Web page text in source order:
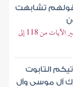
تشابهت
تفسير مقاتل بن سليمان > تفسير سورة البقرة > تفسير الآيات من 118 إلى
التابوت
آل موسى وآل